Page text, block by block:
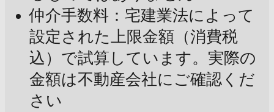
仲介手数料：宅建業法によって
設定された上限金額（消費税
込）で試算しています。実際の
金額は不動産会社にご確認くだ
さい